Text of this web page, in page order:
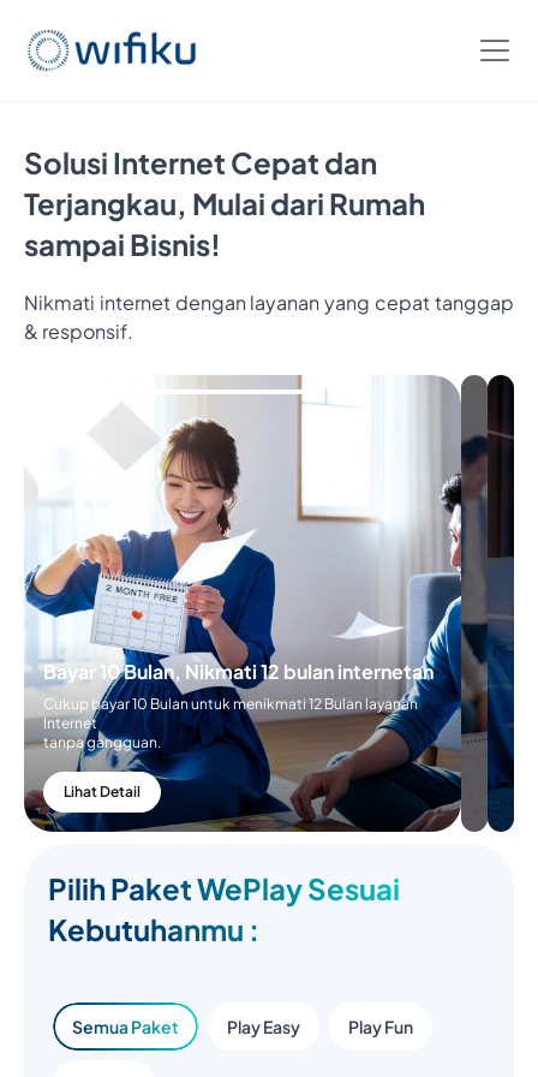
Solusi Internet Cepat dan
Terjangkau, Mulai dari Rumah
sampai Bisnis!
Nikmati internet dengan layanan yang cepat tanggap
& responsif.
Bayar 10 Bulan, Nikmati 12 bulan internetan
Cukup bayar 10 Bulan untuk menikmati 12 Bulan layanan
Internet
tanpa gangguan.
Lihat Detail
Pilih Paket WePlay Sesuai
Kebutuhanmu :
Semua Paket Play Easy Play Fun